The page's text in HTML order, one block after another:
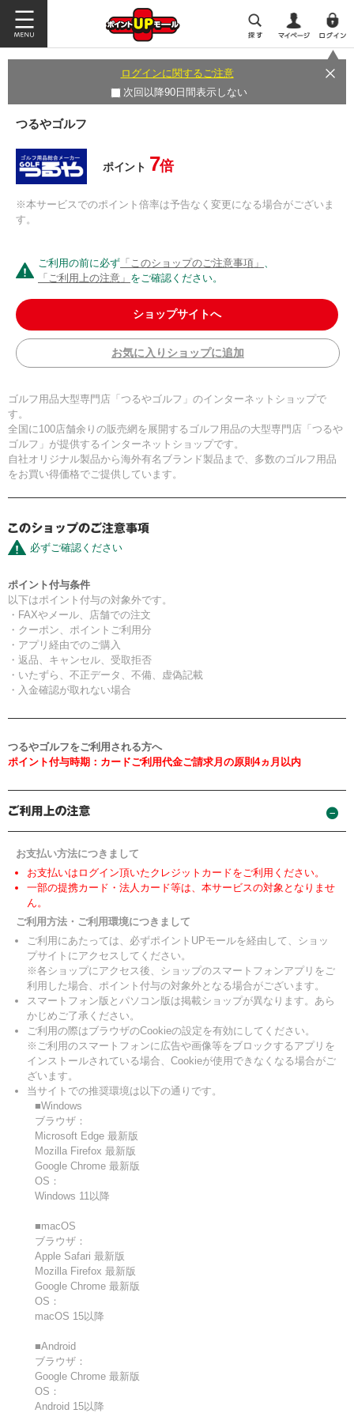
ログインに関するご注意
次回以降90日間表示しない
つるやゴルフ
ポイント 7倍
※本サービスでのポイント倍率は予告なく変更になる場合がございま
す。
ご利用の前に必ず 「このショップのご注意事項」 、
「ご利用上の注意」 をご確認ください。
ショップサイトへ
お気に入りショップに追加
ゴルフ用品大型専門店「つるやゴルフ」のインターネットショップで
す。
全国に100店舗余りの販売網を展開するゴルフ用品の大型専門店「つるや
ゴルフ」が提供するインターネットショップです。
自社オリジナル製品から海外有名ブランド製品まで、多数のゴルフ用品
をお買い得価格でご提供しています。
必ずご確認ください
ポイント付与条件
以下はポイント付与の対象外です。
・FAXやメール、店舗での注文
・クーポン、ポイントご利用分
・アプリ経由でのご購入
・返品、キャンセル、受取拒否
・いたずら、不正データ、不備、虚偽記載
・入金確認が取れない場合
つるやゴルフをご利用される方へ
ポイント付与時期：カードご利用代金ご請求月の原則4ヵ月以内
お支払い方法につきまして
お支払いはログイン頂いたクレジットカードをご利用ください。
一部の提携カード・法人カード等は、本サービスの対象となりませ
ん。
ご利用方法・ご利用環境につきまして
ご利用にあたっては、必ずポイントUPモールを経由して、ショッ
プサイトにアクセスしてください。
※各ショップにアクセス後、ショップのスマートフォンアプリをご
利用した場合、ポイント付与の対象外となる場合がございます。
スマートフォン版とパソコン版は掲載ショップが異なります。あら
かじめご了承ください。
ご利用の際はブラウザのCookieの設定を有効にしてください。
※ご利用のスマートフォンに広告や画像等をブロックするアプリを
インストールされている場合、Cookieが使用できなくなる場合がご
ざいます。
当サイトでの推奨環境は以下の通りです。
■Windows
ブラウザ：
Microsoft Edge 最新版
Mozilla Firefox 最新版
Google Chrome 最新版
OS：
Windows 11以降
■macOS
ブラウザ：
Apple Safari 最新版
Mozilla Firefox 最新版
Google Chrome 最新版
OS：
macOS 15以降
■Android
ブラウザ：
Google Chrome 最新版
OS：
Android 15以降